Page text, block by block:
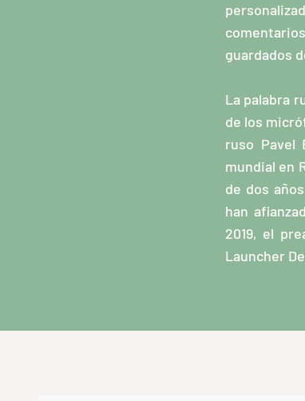
guardados
La palabra
de los
ruso Pavel
mundial en
de dos
han
2019, el
Launcher